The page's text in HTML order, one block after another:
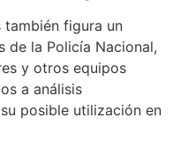
también figura un
de la Policía Nacional,
y otros equipos
a análisis
posible utilización en